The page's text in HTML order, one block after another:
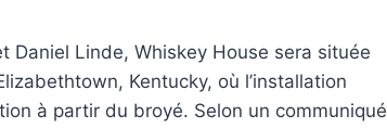
Daniel Linde, Whiskey House sera située
Kentucky, où l’installation
à partir du broyé. Selon un communiqué